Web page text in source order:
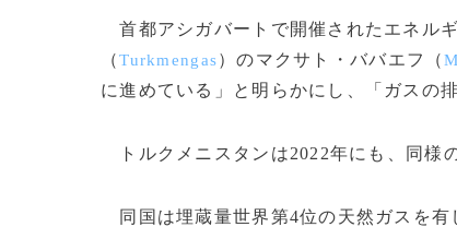
首都アシガバートで開催されたエネル
（Turkmengas）のマクサト・ババエフ（
に進めている」と明らかにし、「ガスの
トルクメニスタンは2022年にも、同様
同国は埋蔵量世界第4位の天然ガスを有